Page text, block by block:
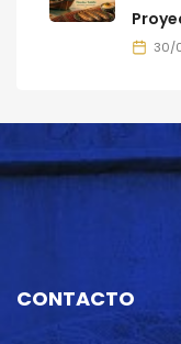
30/
CONTACTO